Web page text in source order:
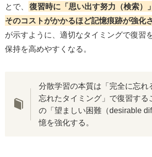
とで、
復習時に「思い出す努力（検索）
そのコストがかかるほど記憶痕跡が強化
が示すように、適切なタイミングで復習
保持を高めやすくなる。
分散学習の本質は「完全に忘れ
忘れたタイミング」で復習する
の「望ましい困難（desirable
憶を強化する。